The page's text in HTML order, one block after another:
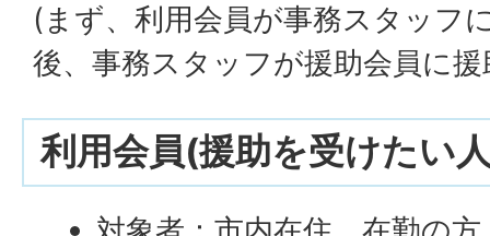
(まず、利用会員が事務スタッフ
後、事務スタッフが援助会員に
利用会員(援助を受けたい